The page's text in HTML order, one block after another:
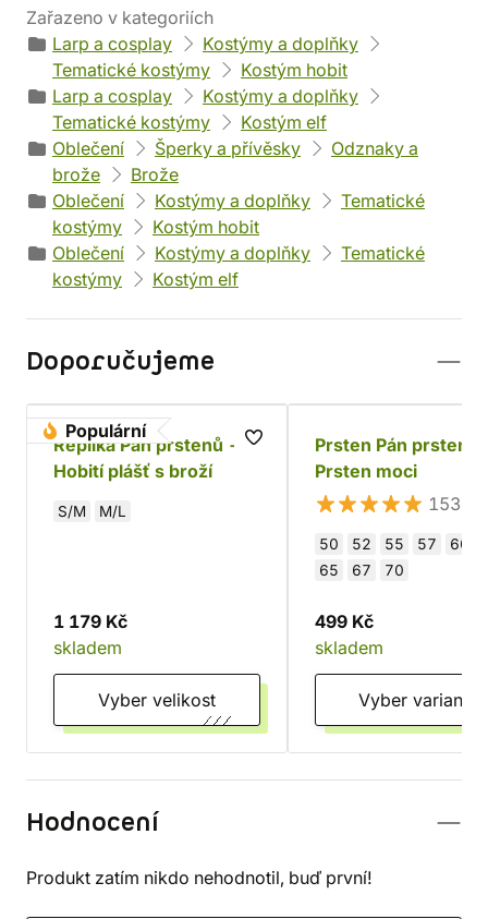
Zařazeno v kategoriích
Larp a cosplay
Kostýmy a doplňky
Tematické kostýmy
Kostým hobit
Larp a cosplay
Kostýmy a doplňky
Tematické kostýmy
Kostým elf
Oblečení
Šperky a přívěsky
Odznaky a
brože
Brože
Oblečení
Kostýmy a doplňky
Tematické
kostýmy
Kostým hobit
Oblečení
Kostýmy a doplňky
Tematické
kostýmy
Kostým elf
Doporučujeme
Populární
Replika Pán prstenů -
Hobití plášť s broží
S/M M/L
1 179 Kč
skladem
Vyber velikost
Prsten Pán prstenů
Prsten moci
153×
50 52 55 57 60
65
67 70
499 Kč
skladem
Vyber variantu
Hodnocení
Produkt zatím nikdo nehodnotil, buď první!